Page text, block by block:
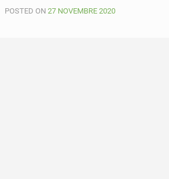
POSTED ON 27 NOVEMBRE 2020